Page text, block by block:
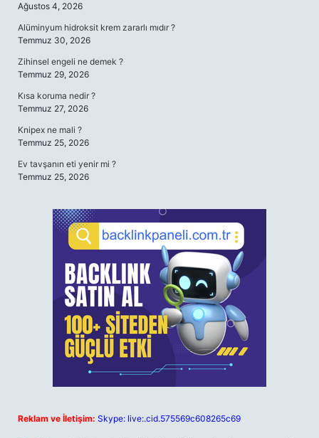
Ağustos 4, 2026
Alüminyum hidroksit krem zararlı mıdır ?
Temmuz 30, 2026
Zihinsel engeli ne demek ?
Temmuz 29, 2026
Kısa koruma nedir ?
Temmuz 27, 2026
Knipex ne mali ?
Temmuz 25, 2026
Ev tavşanın eti yenir mi ?
Temmuz 25, 2026
Reklam ve İletişim: Skype: live:.cid.575569c608265c69